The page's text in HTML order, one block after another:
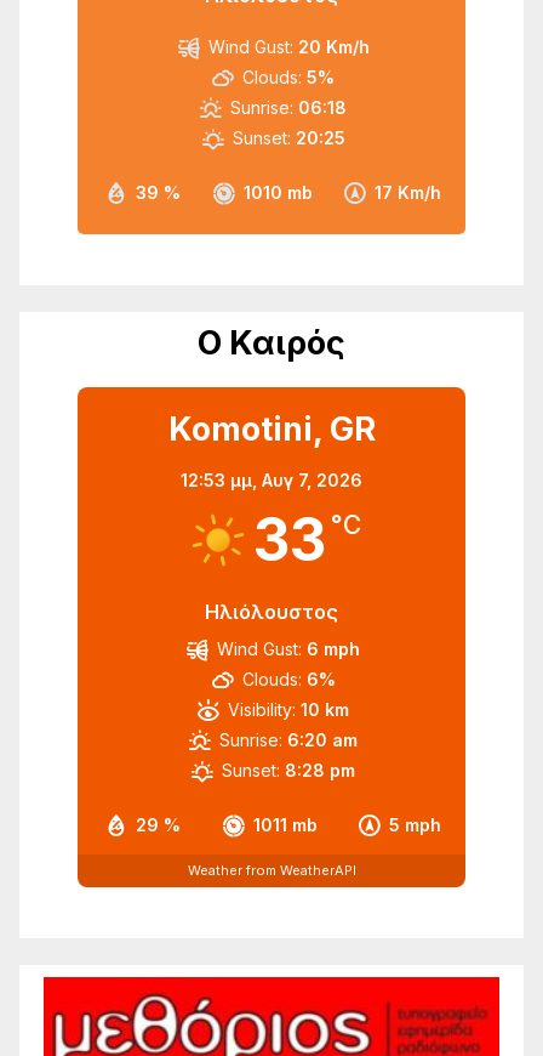
39 % 1010 mb 17 Km/h
Wind Gust: 20 Km/h
Clouds: 5%
Sunrise: 06:18
Sunset: 20:25
Ο Καιρός
Komotini, GR
12:53 μμ, Αυγ 7, 2026
33 °C
Ηλιόλουστος
29 % 1011 mb 5 mph
Wind Gust: 6 mph
Clouds: 6%
Visibility: 10 km
Sunrise: 6:20 am
Sunset: 8:28 pm
Weather from WeatherAPI